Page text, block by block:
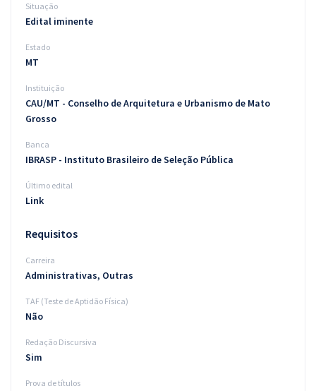
BlogSituação
Edital iminente
Estado
MT
Instituição
CAU/MT - Conselho de Arquitetura e Urbanismo de Mato
Grosso
Banca
IBRASP - Instituto Brasileiro de Seleção Pública
Último edital
Link
Requisitos
Carreira
Administrativas, Outras
TAF (Teste de Aptidão Física)
Não
Redação Discursiva
Sim
Prova de títulos